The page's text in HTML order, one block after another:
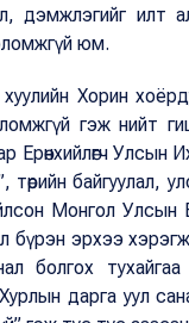
дэмжлэгийг
юм.
Хорин
гэж нийт
Ерөнхийлөгч Улсын
байгуулал,
Монгол Улсын
эрхээ
болгох тухайгаа
дарга уул